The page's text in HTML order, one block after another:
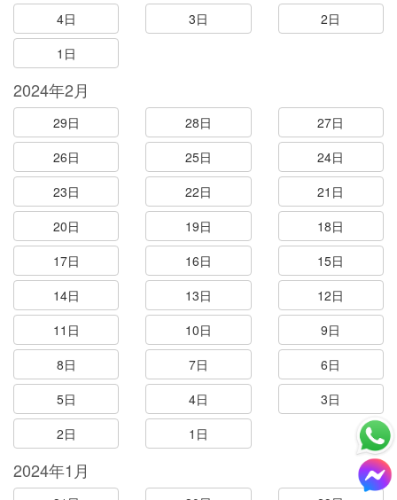
4日
3日
2日
1日
2024年2月
29日 28日
27日
26日
25日
24日
23日
22日
21日
20日
19日
18日
17日
16日
15日
14日
13日
12日
11日
10日
9日
8日
7日
6日
5日
4日
3日
2日
1日
2024年1月